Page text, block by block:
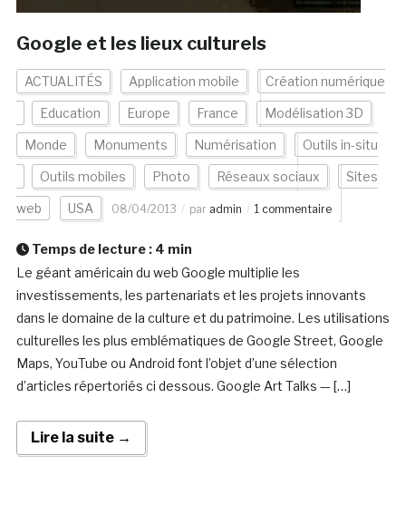
Google et les lieux culturels
ACTUALITÉS Application mobile Création numérique
Education Europe France Modélisation 3D
Monde Monuments Numérisation Outils in-situ
Outils mobiles Photo Réseaux sociaux Sites
web USA 08/04/2013 par admin 1 commentaire
Temps de lecture : 4 min
Le géant américain du web Google multiplie les
investissements, les partenariats et les projets innovants
dans le domaine de la culture et du patrimoine. Les utilisations
culturelles les plus emblématiques de Google Street, Google
Maps, YouTube ou Android font l’objet d’une sélection
d’articles répertoriés ci dessous. Google Art Talks — […]
Lire la suite →